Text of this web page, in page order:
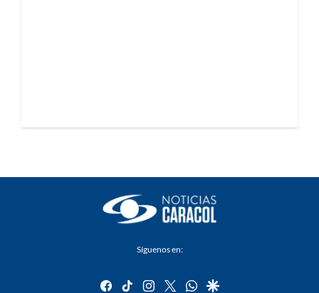
Síguenos en:
facebook
tiktok instagram
twitterwhatsapp
google